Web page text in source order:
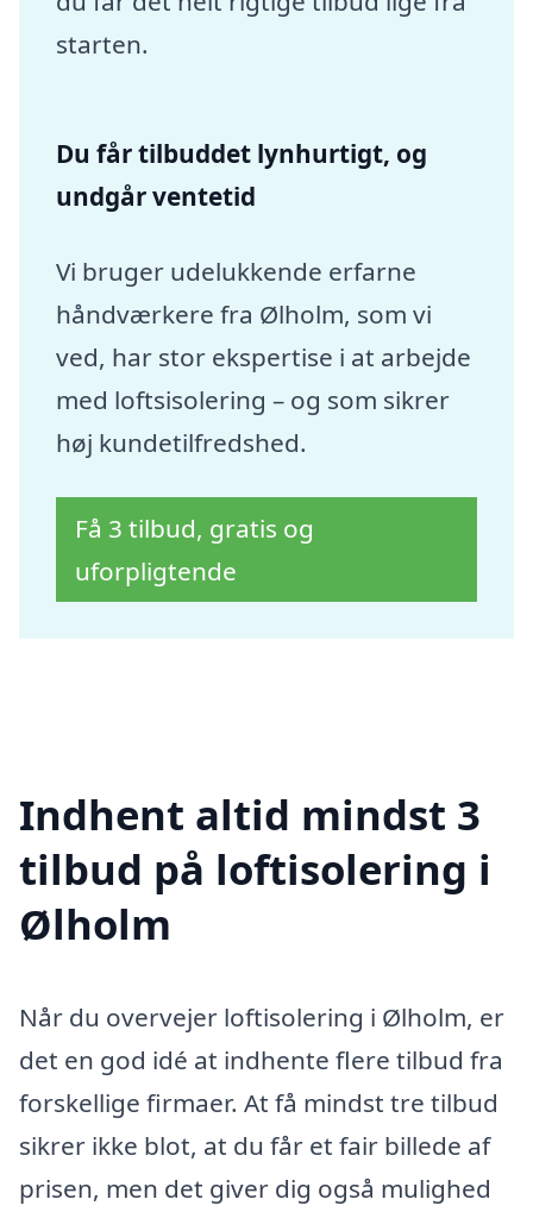
starten.
Du får tilbuddet lynhurtigt, og
undgår ventetid
Vi bruger udelukkende erfarne
håndværkere fra Ølholm, som vi
ved, har stor ekspertise i at arbejde
med loftsisolering – og som sikrer
høj kundetilfredshed.
Få 3 tilbud, gratis og
uforpligtende
Indhent altid mindst 3
tilbud på loftisolering i
Ølholm
Når du overvejer loftisolering i Ølholm, er
det en god idé at indhente flere tilbud fra
forskellige firmaer. At få mindst tre tilbud
sikrer ikke blot, at du får et fair billede af
prisen, men det giver dig også mulighed